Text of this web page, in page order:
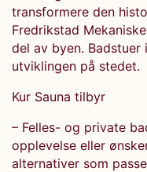
transformere den
Fredrikstad
del av byen.
utviklingen på stedet.
Kur Sauna tilbyr
– Felles- og private
opplevelse eller
alternativer som